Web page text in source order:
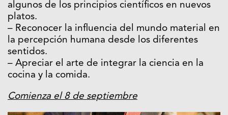
algunos de los principios científicos en nuevos
platos.
– Reconocer la influencia del mundo material en
la percepción humana desde los diferentes
sentidos.
– Apreciar el arte de integrar la ciencia en la
cocina y la comida.
Comienza el 8 de septiembre